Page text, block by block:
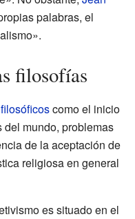
palabras, el
filosofías
filosóficoscomo el inicio
mundo, problemas
de la aceptación de
religiosa en general
es situado en el